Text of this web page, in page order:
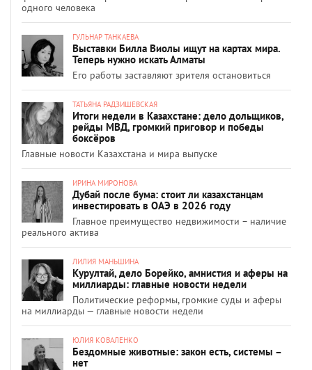
одного человека
ГУЛЬНАР ТАНКАЕВА
Выставки Билла Виолы ищут на картах мира.
Теперь нужно искать Алматы
Его работы заставляют зрителя остановиться
ТАТЬЯНА РАДЗИШЕВСКАЯ
Итоги недели в Казахстане: дело дольщиков,
рейды МВД, громкий приговор и победы
боксёров
Главные новости Казахстана и мира выпуске
ИРИНА МИРОНОВА
Дубай после бума: стоит ли казахстанцам
инвестировать в ОАЭ в 2026 году
Главное преимущество недвижимости – наличие
реального актива
ЛИЛИЯ МАНЬШИНА
Курултай, дело Борейко, амнистия и аферы на
миллиарды: главные новости недели
Политические реформы, громкие суды и аферы
на миллиарды — главные новости недели
ЮЛИЯ КОВАЛЕНКО
Бездомные животные: закон есть, системы –
нет